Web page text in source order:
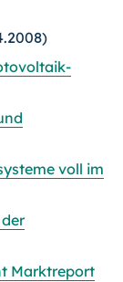
voll im
Marktreport